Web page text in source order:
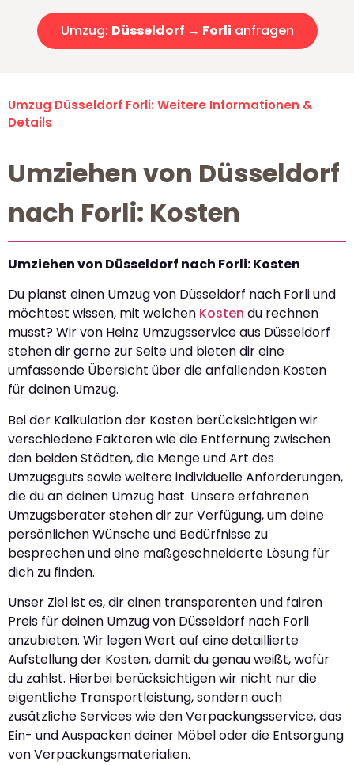
Umzug: Düsseldorf → Forli anfragen
Umzug Düsseldorf Forli: Weitere Informationen &
Details
Umziehen von Düsseldorf
nach Forli: Kosten
Umziehen von Düsseldorf nach Forli: Kosten
Du planst einen Umzug von Düsseldorf nach Forli und
möchtest wissen, mit welchen Kosten du rechnen
musst? Wir von Heinz Umzugsservice aus Düsseldorf
stehen dir gerne zur Seite und bieten dir eine
umfassende Übersicht über die anfallenden Kosten
für deinen Umzug.
Bei der Kalkulation der Kosten berücksichtigen wir
verschiedene Faktoren wie die Entfernung zwischen
den beiden Städten, die Menge und Art des
Umzugsguts sowie weitere individuelle Anforderungen,
die du an deinen Umzug hast. Unsere erfahrenen
Umzugsberater stehen dir zur Verfügung, um deine
persönlichen Wünsche und Bedürfnisse zu
besprechen und eine maßgeschneiderte Lösung für
dich zu finden.
Unser Ziel ist es, dir einen transparenten und fairen
Preis für deinen Umzug von Düsseldorf nach Forli
anzubieten. Wir legen Wert auf eine detaillierte
Aufstellung der Kosten, damit du genau weißt, wofür
du zahlst. Hierbei berücksichtigen wir nicht nur die
eigentliche Transportleistung, sondern auch
zusätzliche Services wie den Verpackungsservice, das
Ein- und Auspacken deiner Möbel oder die Entsorgung
von Verpackungsmaterialien.